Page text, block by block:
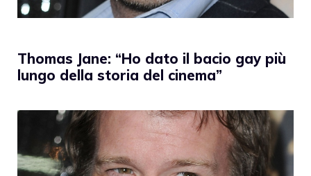
Thomas Jane: “Ho dato il bacio gay più
lungo della storia del cinema”